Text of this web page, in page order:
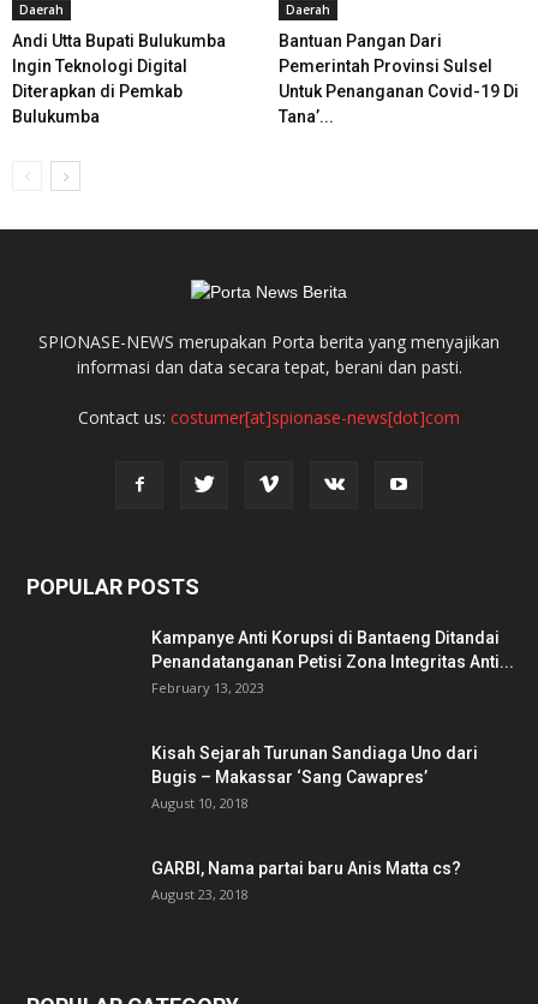
Daerah
Andi Utta Bupati Bulukumba
Ingin Teknologi Digital
Diterapkan di Pemkab
Bulukumba
Daerah
Bantuan Pangan Dari
Pemerintah Provinsi Sulsel
Untuk Penanganan Covid-19 Di
Tana’...
SPIONASE-NEWS merupakan Porta berita yang menyajikan
informasi dan data secara tepat, berani dan pasti.
Contact us: costumer[at]spionase-news[dot]com
POPULAR POSTS
Kampanye Anti Korupsi di Bantaeng Ditandai
Penandatanganan Petisi Zona Integritas Anti...
February 13, 2023
Kisah Sejarah Turunan Sandiaga Uno dari
Bugis – Makassar ‘Sang Cawapres’
August 10, 2018
GARBI, Nama partai baru Anis Matta cs?
August 23, 2018